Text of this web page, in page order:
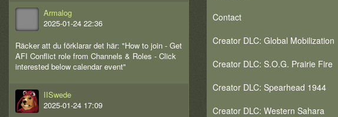
Armalog
2025-01-24 22:36
Räcker att du förklarar det här: "How to join - Get
AFI Conflict role from Channels & Roles - Click
interested below calendar event"
IISwede
2025-01-24 17:09
Contact
Creator DLC: Global Mobilization
Creator DLC: S.O.G. Prairie Fire
Creator DLC: Spearhead 1944
Creator DLC: Western Sahara